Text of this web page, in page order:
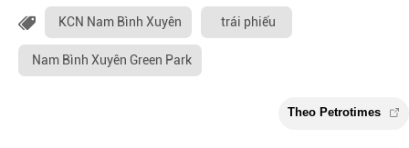
KCN Nam Bình Xuyên trái phiếu
Nam Bình Xuyên Green Park